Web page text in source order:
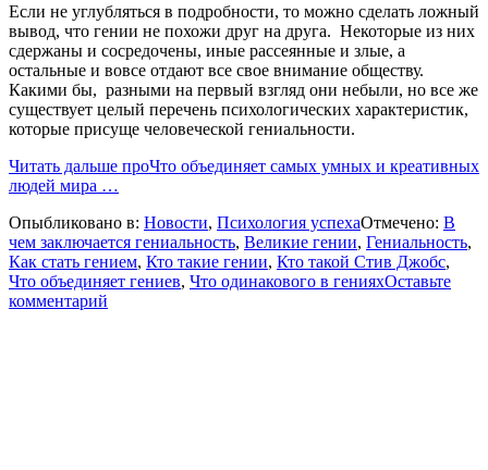
Если не углубляться в подробности, то можно сделать ложный
вывод, что гении не похожи друг на друга. Некоторые из них
сдержаны и сосредочены, иные рассеянные и злые, а
остальные и вовсе отдают все свое внимание обществу.
Какими бы, разными на первый взгляд они небыли, но все же
существует целый перечень психологических характеристик,
которые присуще человеческой гениальности.
Читать дальше проЧто объединяет самых умных и креативных
людей мира …
Опыбликовано в: Новости, Психология успехаОтмечено: В
чем заключается гениальность, Великие гении, Гениальность,
Как стать гением, Кто такие гении, Кто такой Стив Джобс,
Что объединяет гениев, Что одинакового в генияхОставьте
комментарий